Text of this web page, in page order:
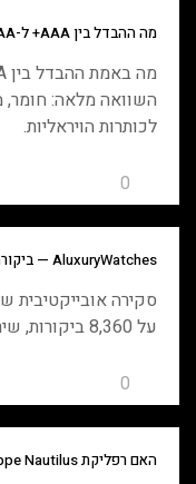
מה ההבדל בין AAA+ ל-AAAA+ בשעוני רפליקה? המדריך המלא 2026
השוואה מלאה: חומר,
לכותרות הויראליות.
0
AluxuryWatches — ביקורת לקוחות אמיתית 2026
על 8,360 ביקורות, שירות לקוחות, מחירים, ואיכות מוצר.
0
האם רפליקת Patek Philippe Nautilus משתלמת? סקירה 2026